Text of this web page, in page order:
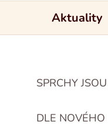
Aktuality
SPRCHY
DLE